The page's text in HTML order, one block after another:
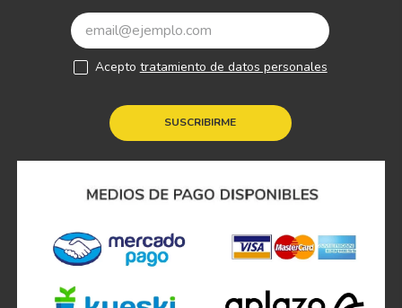
SUSCRIBIRME
Acepto tratamiento de datos personales